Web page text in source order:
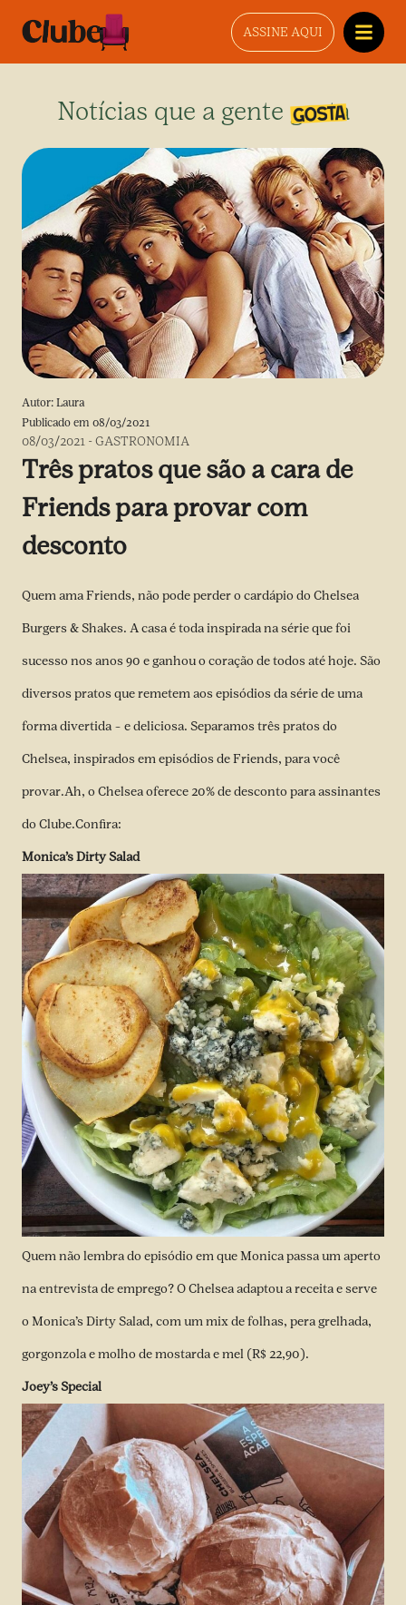
ASSINE AQUI
Notícias que a gente gosta
Autor: Laura
Publicado em 08/03/2021
08/03/2021 -GASTRONOMIA
Três pratos que são a cara de
Friends para provar com
desconto
Quem ama Friends, não pode perder o cardápio do Chelsea
Burgers & Shakes. A casa é toda inspirada na série que foi
sucesso nos anos 90 e ganhou o coração de todos até hoje. São
diversos pratos que remetem aos episódios da série de uma
forma divertida – e deliciosa. Separamos três pratos do
Chelsea, inspirados em episódios de Friends, para você
provar.Ah, o Chelsea oferece 20% de desconto para assinantes
do Clube.Confira:
Monica’s Dirty Salad
Quem não lembra do episódio em que Monica passa um aperto
na entrevista de emprego? O Chelsea adaptou a receita e serve
o Monica’s Dirty Salad, com um mix de folhas, pera grelhada,
gorgonzola e molho de mostarda e mel (R$ 22,90).
Joey’s Special